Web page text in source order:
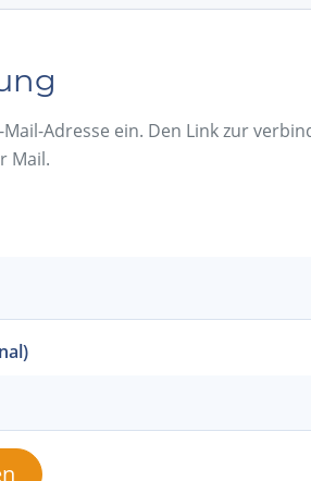
Mail-Adresse ein. Den Link zur
Mail.